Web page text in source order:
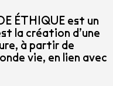
ÉTHIQUEest un
la création d’une
à partir de
vie, en lien avec